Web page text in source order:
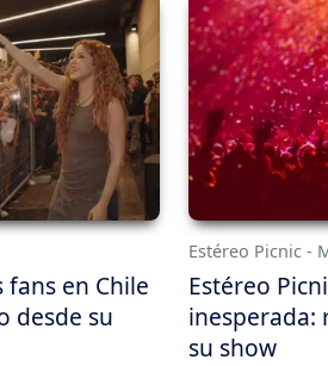
en Chile
desde su
Estéreo Picnic -
Estéreo
inesperada:
su show